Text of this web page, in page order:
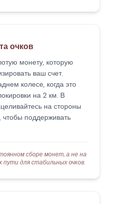
очков
монету, которую
ваш счет.
колесе, когда это
на 2 км. В
на стороны
чтобы поддерживать
сборе монет, а не на
пути для стабильных очков.